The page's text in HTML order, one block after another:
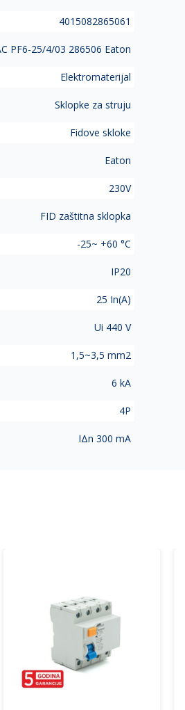
4015082865061
PF6-25/4/03 286506 Eaton
Elektromaterijal
Sklopke za struju
Fidove skloke
Eaton
230V
FID zaštitna sklopka
-25~ +60 °C
IP20
25 In(A)
Ui 440 V
1,5~3,5 mm2
6 kA
4P
IΔn 300 mA